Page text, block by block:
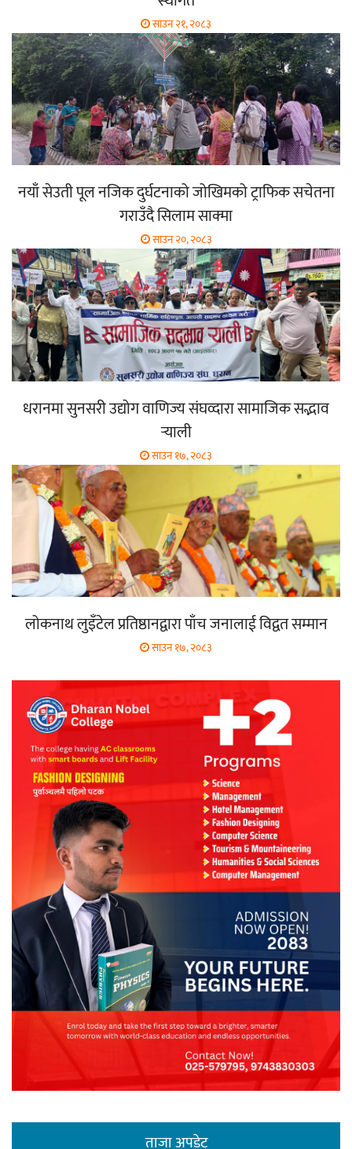
साउन २१, २०८३
नयाँ सेउती पूल नजिक दुर्घटनाको जोखिमको ट्राफिक सचेतना
गराउँदै सिलाम साक्मा
साउन २०, २०८३
धरानमा सुनसरी उद्योग वाणिज्य संघव्दारा सामाजिक सद्भाव
र्‍याली
साउन १७, २०८३
लोकनाथ लुइँटेल प्रतिष्ठानद्वारा पाँच जनालाई विद्वत सम्मान
साउन १७, २०८३
ताजा अपडेट